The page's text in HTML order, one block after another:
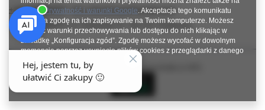
+48784966809 info.robotshops@gmail.com
SUPERROBOT, ul. Parkowa 27,64-117Gołanice
W sklepie prezentujemy ceny brutto (z VAT).
stronie Prywatność i warunki Google. Akceptacja tego komunikatu
oznacza zgodę na ich zapisywanie na Twoim komputerze. Możesz
określić warunki przechowywania lub dostępu do nich klikając w
zakładkę „Konfiguracja zgód”. Zgodę możesz wycofać w dowolnym
momencie poprzez usunięcie plików cookies z przeglądarki z danego
urządzenia końcowego.
Zamknij